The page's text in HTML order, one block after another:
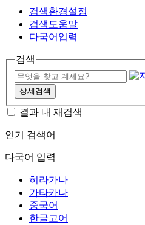
검색환경설정
검색도움말
다국어입력
검색
상세검색
결과 내 재검색
인기 검색어
다국어 입력
히라가나
가타카나
중국어
한글고어